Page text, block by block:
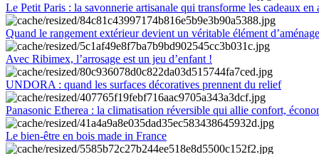
Le Petit Paris : la savonnerie artisanale qui transforme les cadeaux en
Quand le rangement extérieur devient un véritable élément
Avec Ribimex, l’arrosage est un jeu d’enfant !
UNDORA : quand les surfaces décoratives prennent du relief
Panasonic Etherea : la climatisation réversible qui allie confort,
Le bien-être en bois made in France